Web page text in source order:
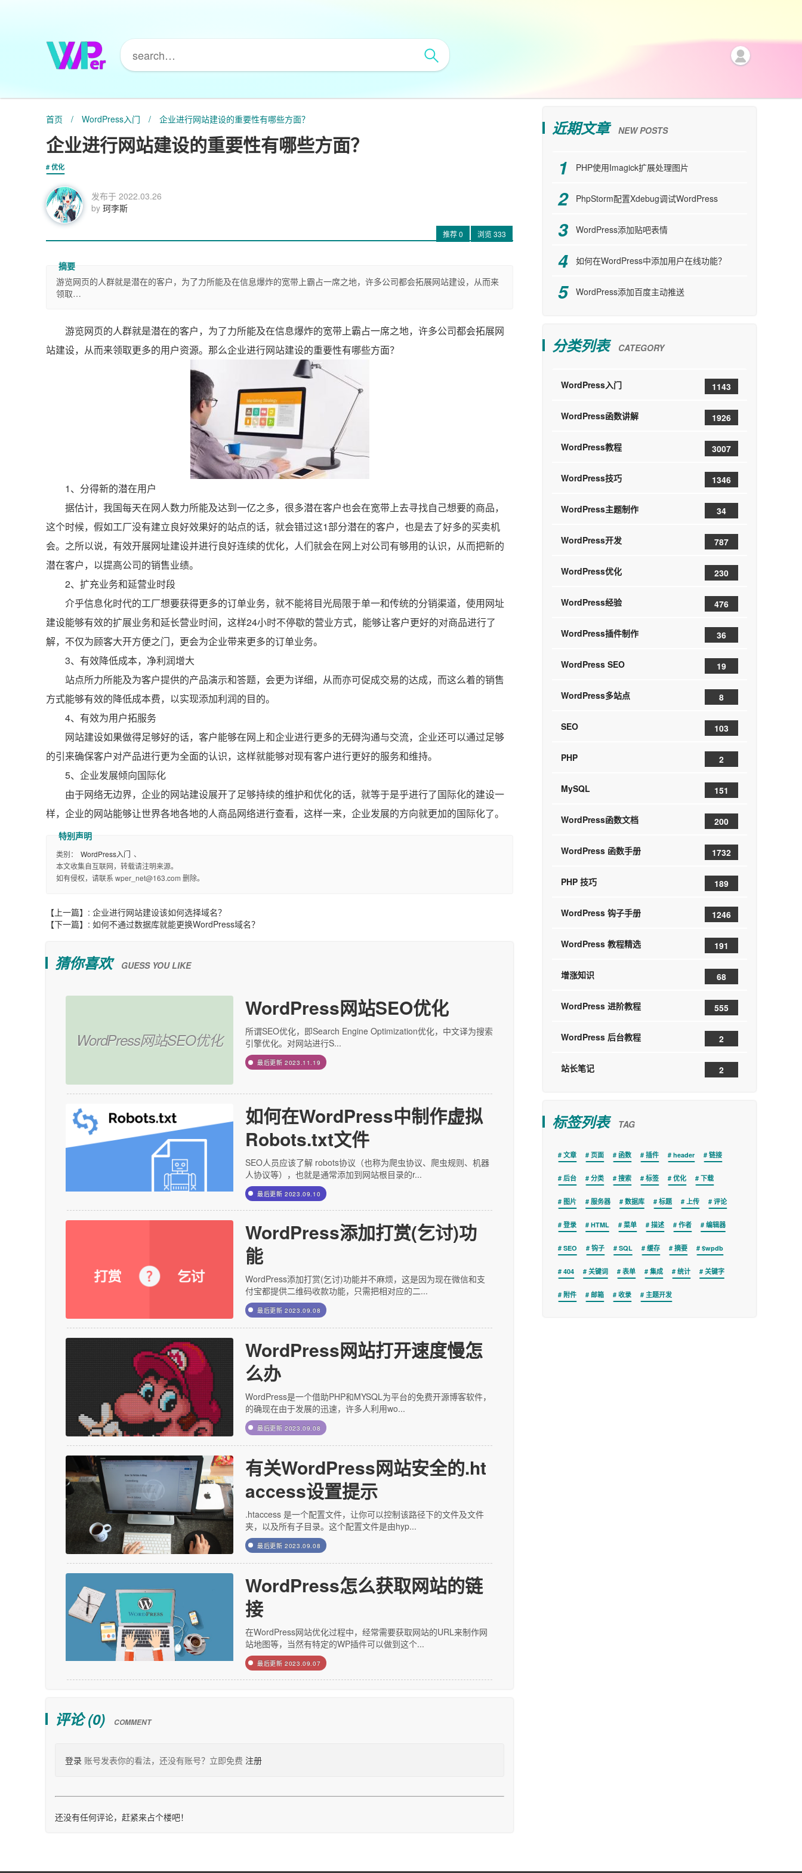
首页 / WordPress入门 / 企业进行网站建设的重要性有哪些方面？
企业进行网站建设的重要性有哪些方面？
优化
发布于 2022.03.26
by 珂李斯
推荐0 浏览333
游览网页的人群就是潜在的客户，为了力所能及在信息爆炸的宽带上霸占一席之地，许多公司都会拓展网站建设，从而来
领取…
游览网页的人群就是潜在的客户，为了力所能及在信息爆炸的宽带上霸占一席之地，许多公司都会拓展网
站建设，从而来领取更多的用户资源。那么企业进行网站建设的重要性有哪些方面？
1、分得新的潜在用户
据估计，我国每天在网人数力所能及达到一亿之多，很多潜在客户也会在宽带上去寻找自己想要的商品，
这个时候，假如工厂没有建立良好效果好的站点的话，就会错过这1部分潜在的客户，也是去了好多的买卖机
会。之所以说，有效开展网址建设并进行良好连续的优化，人们就会在网上对公司有够用的认识，从而把新的
潜在客户，以提高公司的销售业绩。
2、扩充业务和延营业时段
介乎信息化时代的工厂想要获得更多的订单业务，就不能将目光局限于单一和传统的分销渠道，使用网址
建设能够有效的扩展业务和延长营业时间，这样24小时不停歇的营业方式，能够让客户更好的对商品进行了
解，不仅为顾客大开方便之门，更会为企业带来更多的订单业务。
3、有效降低成本，净利润增大
站点所力所能及为客户提供的产品演示和答题，会更为详细，从而亦可促成交易的达成，而这么着的销售
方式能够有效的降低成本费，以实现添加利润的目的。
4、有效为用户拓服务
网站建设如果做得足够好的话，客户能够在网上和企业进行更多的无碍沟通与交流，企业还可以通过足够
的引来确保客户对产品进行更为全面的认识，这样就能够对现有客户进行更好的服务和维持。
5、企业发展倾向国际化
由于网络无边界，企业的网站建设展开了足够持续的维护和优化的话，就等于是乎进行了国际化的建设一
样，企业的网站能够让世界各地各地的人商品网络进行查看，这样一来，企业发展的方向就更加的国际化了。
类别： WordPress入门 、
本文收集自互联网，转载请注明来源。
如有侵权，请联系 wper_net@163.com 删除。
【上一篇】: 企业进行网站建设该如何选择域名？
【下一篇】: 如何不通过数据库就能更换WordPress域名？
猜你喜欢 GUESS YOU LIKE
WordPress网站SEO优化
WordPress网站SEO优化
所谓SEO优化，即Search Engine Optimization优化，中文译为搜索
引擎优化。对网站进行S...
最后更新2023.11.19
如何在WordPress中制作虚拟
Robots.txt文件
SEO人员应该了解 robots协议（也称为爬虫协议、爬虫规则、机器
人协议等），也就是通常添加到网站根目录的r...
最后更新2023.09.10
WordPress添加打赏(乞讨)功
能
WordPress添加打赏(乞讨)功能并不麻烦，这是因为现在微信和支
付宝都提供二维码收款功能，只需把相对应的二...
最后更新2023.09.08
WordPress网站打开速度慢怎
么办
WordPress是一个借助PHP和MYSQL为平台的免费开源博客软件，
的确现在由于发展的迅速，许多人利用wo...
最后更新2023.09.08
有关WordPress网站安全的.ht
access设置提示
.htaccess 是一个配置文件，让你可以控制该路径下的文件及文件
夹，以及所有子目录。这个配置文件是由hyp...
最后更新2023.09.08
WordPress怎么获取网站的链
接
在WordPress网站优化过程中，经常需要获取网站的URL来制作网
站地图等，当然有特定的WP插件可以做到这个...
最后更新2023.09.07
评论 (0) COMMENT
登录 账号发表你的看法，还没有账号？立即免费 注册
还没有任何评论，赶紧来占个楼吧！
近期文章 NEW POSTS
PHP使用Imagick扩展处理图片
PhpStorm配置Xdebug调试WordPress
WordPress添加贴吧表情
如何在WordPress中添加用户在线功能？
WordPress添加百度主动推送
分类列表 CATEGORY
WordPress入门 1143
WordPress函数讲解 1926
WordPress教程 3007
WordPress技巧 1346
WordPress主题制作 34
WordPress开发 787
WordPress优化 230
WordPress经验 476
WordPress插件制作 36
WordPress SEO 19
WordPress多站点 8
SEO 103
PHP 2
MySQL 151
WordPress函数文档 200
WordPress 函数手册 1732
PHP 技巧 189
WordPress 钩子手册 1246
WordPress 教程精选 191
增涨知识 68
WordPress 进阶教程 555
WordPress 后台教程 2
站长笔记 2
标签列表 TAG
文章 页面 函数 插件 header 链接
后台 分类 搜索 标签 优化 下载
图片 服务器 数据库 标题 上传 评论
登录 HTML 菜单 描述 作者 编辑器
SEO 钩子 SQL 缓存 摘要 $wpdb
404 关键词 表单 集成 统计 关键字
附件 邮箱 收录 主题开发